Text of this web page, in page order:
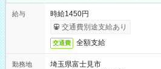
給与
時給1450円
交通費別途支給あり
交通費 全額支給
勤務地
埼玉県富士見市